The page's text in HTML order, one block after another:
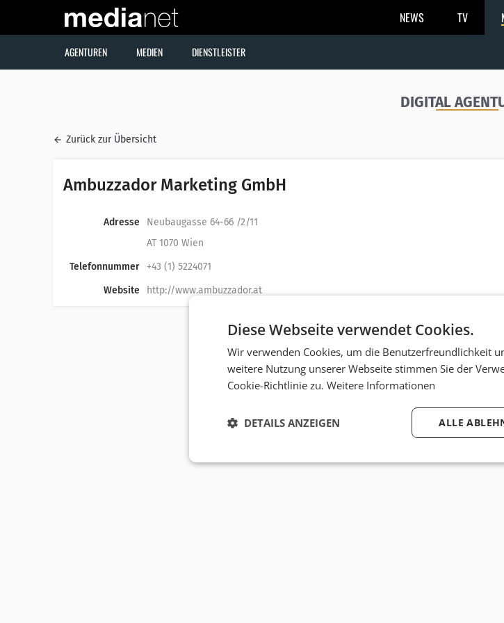
NEWS TV
AGENTUREN MEDIEN DIENSTLEISTER
DIGITAL
Zurück zur Übersicht
Ambuzzador Marketing GmbH
Adresse
Neubaugasse 64-66 /2/11
AT 1070 Wien
Telefonnummer
+43 (1) 5224071
Website
http://www.ambuzzador.at
Diese Webseite verwendet Cookies.
Wir verwenden Cookies, um die Benutzerfreundlichkeit
weitere Nutzung unserer Webseite stimmen Sie der
Cookie-Richtlinie zu. Weitere Informationen
ALLE
DETAILS ANZEIGEN